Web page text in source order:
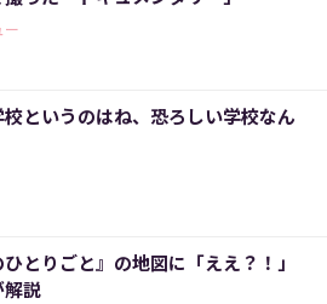
ー
校というのはね、恐ろしい学校なん
ひとりごと』の地図に「ええ？！」
解説